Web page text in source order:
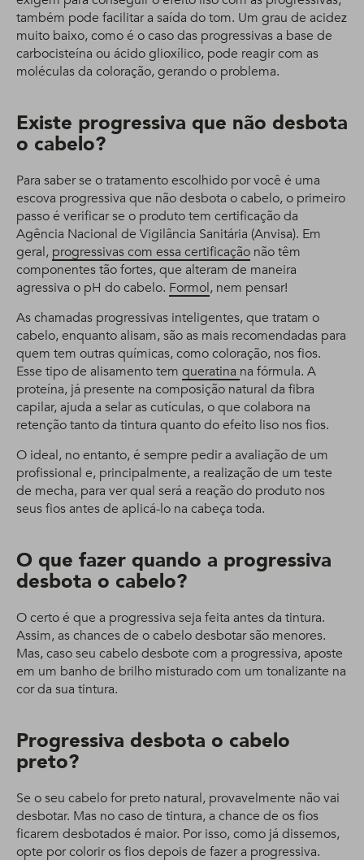
também pode facilitar a saída do tom. Um grau de acidez
muito baixo, como é o caso das progressivas a base de
carbocisteína ou ácido glioxílico, pode reagir com as
moléculas da coloração, gerando o problema.
Existe progressiva que não desbota
o cabelo?
Para saber se o tratamento escolhido por você é uma
escova progressiva que não desbota o cabelo, o primeiro
passo é verificar se o produto tem certificação da
Agência Nacional de Vigilância Sanitária (Anvisa). Em
geral, progressivas com essa certificação não têm
componentes tão fortes, que alteram de maneira
agressiva o pH do cabelo. Formol, nem pensar!
As chamadas progressivas inteligentes, que tratam o
cabelo, enquanto alisam, são as mais recomendadas para
quem tem outras químicas, como coloração, nos fios.
Esse tipo de alisamento tem queratina na fórmula. A
proteína, já presente na composição natural da fibra
capilar, ajuda a selar as cutículas, o que colabora na
retenção tanto da tintura quanto do efeito liso nos fios.
O ideal, no entanto, é sempre pedir a avaliação de um
profissional e, principalmente, a realização de um teste
de mecha, para ver qual será a reação do produto nos
seus fios antes de aplicá-lo na cabeça toda.
O que fazer quando a progressiva
desbota o cabelo?
O certo é que a progressiva seja feita antes da tintura.
Assim, as chances de o cabelo desbotar são menores.
Mas, caso seu cabelo desbote com a progressiva, aposte
em um banho de brilho misturado com um tonalizante na
cor da sua tintura.
Progressiva desbota o cabelo
preto?
Se o seu cabelo for preto natural, provavelmente não vai
desbotar. Mas no caso de tintura, a chance de os fios
ficarem desbotados é maior. Por isso, como já dissemos,
opte por colorir os fios depois de fazer a progressiva.